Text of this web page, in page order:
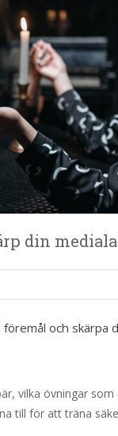
din
och skärpa
vilka övningar
till för att träna